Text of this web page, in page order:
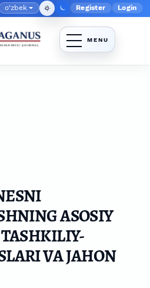
menuLanguage
o‘zbek Admin
Register Login
ASOSIY
VA JAHON